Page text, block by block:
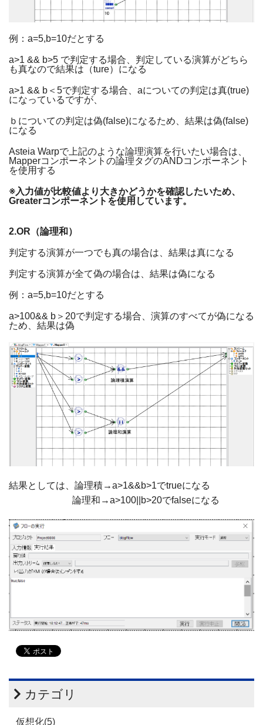
例： a=5,b=10だとする
a>1 && b>5 で判定する場合、判定している演算がどちら
も真なので結果は（ture）になる
a>1 && b ＜ 5で判定する場合、 aについての判定は真(true)
になっているですが、
ｂについての判定は偽(false)になるため、結果は偽(false)
になる
Asteia Warpで上記のような論理演算を行いたい場合は、
Mapperコンポーネントの論理タグのANDコンポーネント
を使用する
※入力値が比較値より大きかどうかを確認したいため、
Greaterコンポーネントを使用しています。
2.OR （論理和）
判定する演算が一つでも真の場合は、結果は真になる
判定する演算が全て偽の場合は、結果は偽になる
例： a=5,b=10だとする
a>100&& b ＞ 20で判定する場合、演算のすべてが偽になる
ため、結果は偽
結果としては、論理積→a>1&&b>1でtrueになる
論理和→a>100||b>20でfalseになる
カテゴリ
仮想化(5)